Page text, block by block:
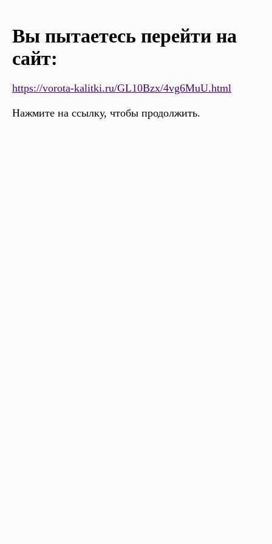
Вы пытаетесь перейти на
сайт:
https://vorota-kalitki.ru/GL10Bzx/4vg6MuU.html
Нажмите на ссылку, чтобы продолжить.